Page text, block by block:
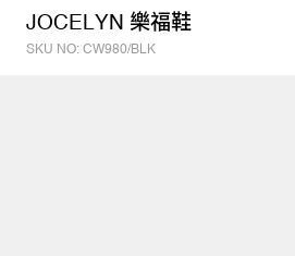
JOCELYN 樂福鞋
SKU NO: CW980/BLK